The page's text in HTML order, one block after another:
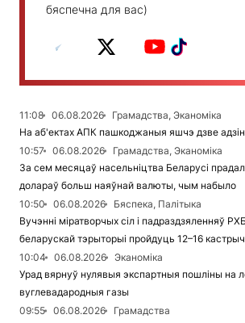
бяспечна для вас)
11:08 06.08.2026
Грамадства, Эканоміка
На аб'ектах АПК пашкоджаныя яшчэ дзве
10:57
06.08.2026
Грамадства, Эканоміка
За сем месяцаў насельніцтва Беларусі
долараў больш наяўнай валюты, чым набыло
10:50
06.08.2026
Бяспека, Палітыка
Вучэнні міратворчых сіл і падраздзяленняў
беларускай тэрыторыі пройдуць 12–16
10:04
06.08.2026
Эканоміка
Урад вярнуў нулявыя экспартныя пошліны на
вуглевадародныя газы
09:55
06.08.2026
Грамадства